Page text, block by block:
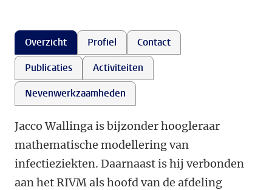
Overzicht Profiel
Contact
Publicaties
Activiteiten
Nevenwerkzaamheden
Jacco Wallinga is bijzonder hoogleraar
mathematische modellering van
infectieziekten. Daarnaast is hij verbonden
aan het RIVM als hoofd van de afdeling